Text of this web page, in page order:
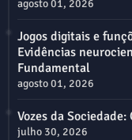
agosto 01, 2026
Jogos digitais e
Evidências
Fundamental
agosto 01, 2026
Vozes da
julho 30, 2026